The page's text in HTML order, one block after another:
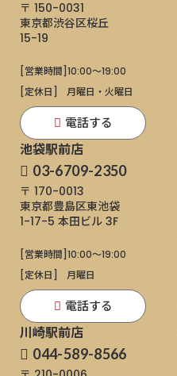
〒 150-0031
東京都渋谷区桜丘
15-19
[営業時間]10:00～19:00
[定休日]
月曜日・火曜日
電話する
池袋駅前店
03-6709-2350
〒 170-0013
東京都豊島区東池袋
1-17-5 本田ビル 3F
[営業時間]10:00～19:00
[定休日]
月曜日
電話する
川崎駅前店
044-589-8566